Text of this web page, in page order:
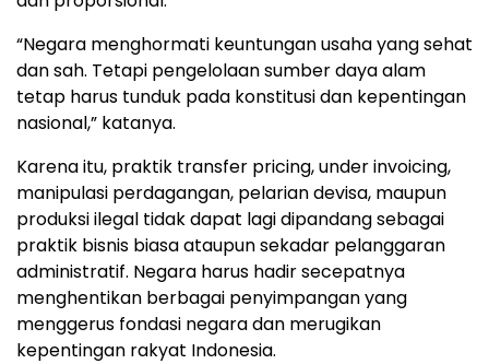
“Negara menghormati keuntungan usaha yang sehat
dan sah. Tetapi pengelolaan sumber daya alam
tetap harus tunduk pada konstitusi dan kepentingan
nasional,” katanya.
Karena itu, praktik transfer pricing, under invoicing,
manipulasi perdagangan, pelarian devisa, maupun
produksi ilegal tidak dapat lagi dipandang sebagai
praktik bisnis biasa ataupun sekadar pelanggaran
administratif. Negara harus hadir secepatnya
menghentikan berbagai penyimpangan yang
menggerus fondasi negara dan merugikan
kepentingan rakyat Indonesia.